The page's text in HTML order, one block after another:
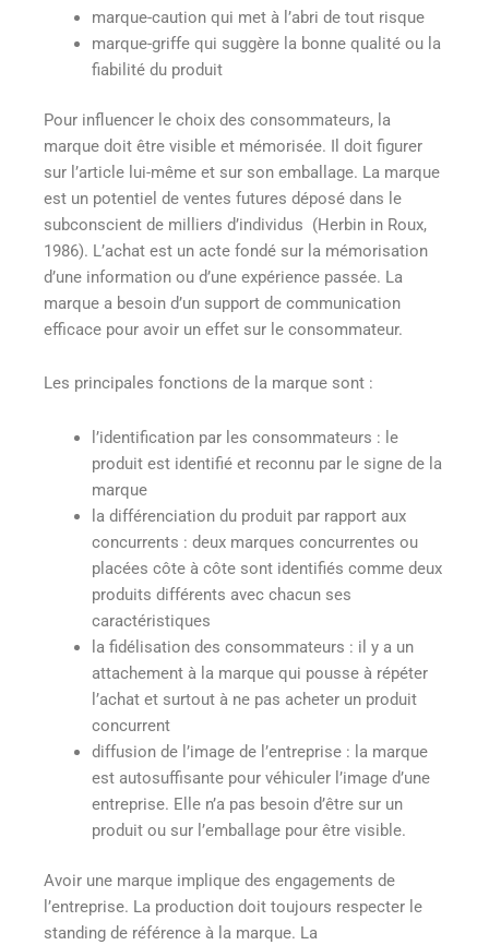
marque-caution qui met à l’abri de tout risque
marque-griffe qui suggère la bonne qualité ou la
fiabilité du produit
Pour influencer le choix des consommateurs, la
marque doit être visible et mémorisée. Il doit figurer
sur l’article lui-même et sur son emballage. La marque
est un potentiel de ventes futures déposé dans le
subconscient de milliers d’individus (Herbin in Roux,
1986). L’achat est un acte fondé sur la mémorisation
d’une information ou d’une expérience passée. La
marque a besoin d’un support de communication
efficace pour avoir un effet sur le consommateur.
Les principales fonctions de la marque sont :
l’identification par les consommateurs : le
produit est identifié et reconnu par le signe de la
marque
la différenciation du produit par rapport aux
concurrents : deux marques concurrentes ou
placées côte à côte sont identifiés comme deux
produits différents avec chacun ses
caractéristiques
la fidélisation des consommateurs : il y a un
attachement à la marque qui pousse à répéter
l’achat et surtout à ne pas acheter un produit
concurrent
diffusion de l’image de l’entreprise : la marque
est autosuffisante pour véhiculer l’image d’une
entreprise. Elle n’a pas besoin d’être sur un
produit ou sur l’emballage pour être visible.
Avoir une marque implique des engagements de
l’entreprise. La production doit toujours respecter le
standing de référence à la marque. La